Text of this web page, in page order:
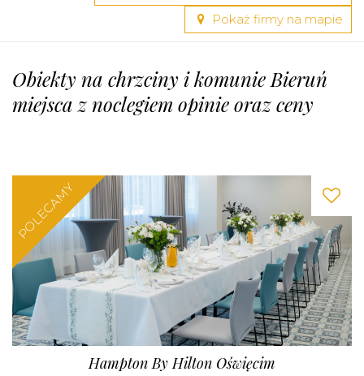
Pokaż firmy na mapie
Obiekty na chrzciny i komunie Bieruń
miejsca z noclegiem opinie oraz ceny
POLECAMY
Hampton By Hilton Oświęcim